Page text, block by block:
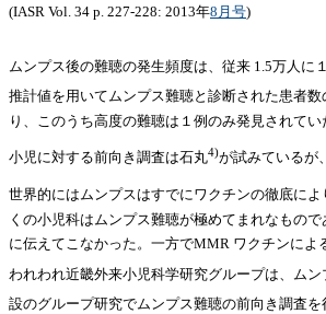
(IASR Vol. 34 p. 227-228: 2013年8月号)
ムンプス後の難聴の発生頻度は、従来 1.5万人
推計値を用いてムンプス難聴と診断された患者
り、このうち高度の難聴は１例のみ発見されてい
小児に対する前向き調査は石丸4)が試みているが
世界的にはムンプスはすでにワクチンの徹底に
くの小児科はムンプス難聴が極めてまれなもの
に伝えてこなかった。一方でMMR ワクチンに
われわれ近畿外来小児科学研究グループは、ム
設のグループ研究でムンプス難聴の前向き調査を